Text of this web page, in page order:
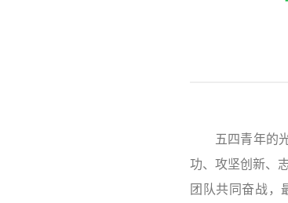
五四青年的
功、攻坚创新、
团队共同奋战